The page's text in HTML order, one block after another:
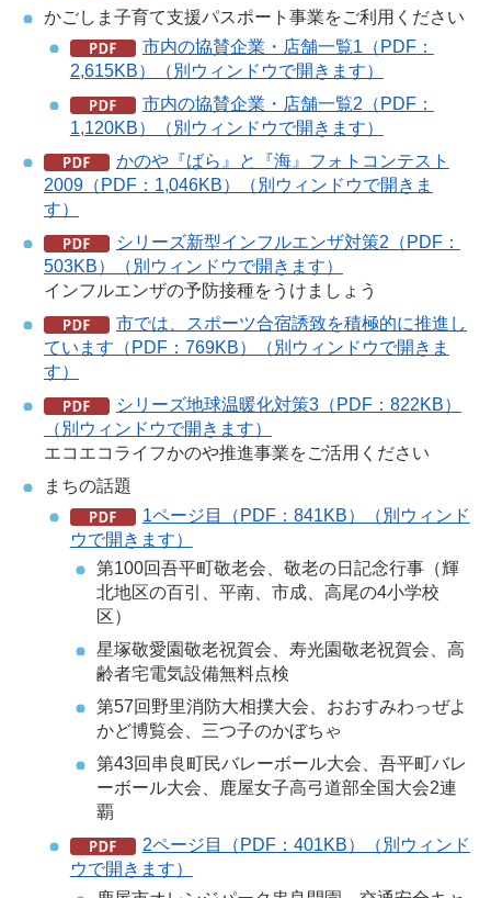
かごしま子育て支援パスポート事業をご利用ください
市内の協賛企業・店舗一覧1（PDF：
2,615KB）（別ウィンドウで開きます）
市内の協賛企業・店舗一覧2（PDF：
1,120KB）（別ウィンドウで開きます）
かのや『ばら』と『海』フォトコンテスト
2009（PDF：1,046KB）（別ウィンドウで開きま
す）
シリーズ新型インフルエンザ対策2（PDF：
503KB）（別ウィンドウで開きます）
インフルエンザの予防接種をうけましょう
市では、スポーツ合宿誘致を積極的に推進し
ています（PDF：769KB）（別ウィンドウで開きま
す）
シリーズ地球温暖化対策3（PDF：822KB）
（別ウィンドウで開きます）
エコエコライフかのや推進事業をご活用ください
まちの話題
1ページ目（PDF：841KB）（別ウィンド
ウで開きます）
第100回吾平町敬老会、敬老の日記念行事（輝
北地区の百引、平南、市成、高尾の4小学校
区）
星塚敬愛園敬老祝賀会、寿光園敬老祝賀会、高
齢者宅電気設備無料点検
第57回野里消防大相撲大会、おおすみわっぜよ
かど博覧会、三つ子のかぼちゃ
第43回串良町民バレーボール大会、吾平町バレ
ーボール大会、鹿屋女子高弓道部全国大会2連
覇
2ページ目（PDF：401KB）（別ウィンド
ウで開きます）